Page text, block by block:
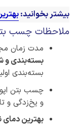
بیشتر بخوانید:
ملاحظات چسب
مدت زمان
بسته‌بندی و
بسته‌بندی
چسب بتن
و یخ‌زدگی و
بهترین دمای